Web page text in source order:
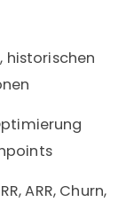
historischen
ARR, Churn,